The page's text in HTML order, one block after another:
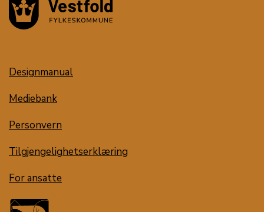
Designmanual
Mediebank
Personvern
Tilgjengelighetserklæring
For ansatte